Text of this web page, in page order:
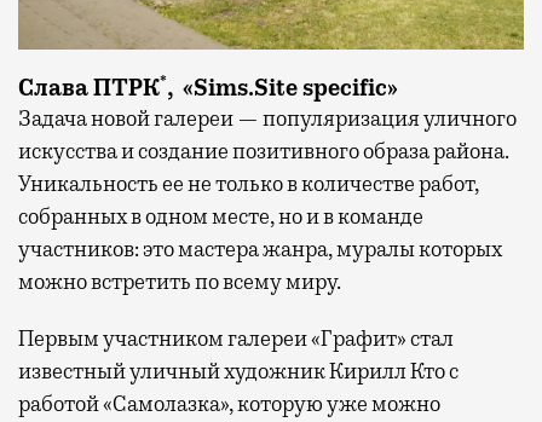
Слава ПТРК*, «Sims.Site specific»
Задача новой галереи — популяризация уличного
искусства и создание позитивного образа района.
Уникальность ее не только в количестве работ,
собранных в одном месте, но и в команде
участников: это мастера жанра, муралы которых
можно встретить по всему миру.
Первым участником галереи «Графит» стал
известный уличный художник Кирилл Кто с
работой «Самолазка», которую уже можно